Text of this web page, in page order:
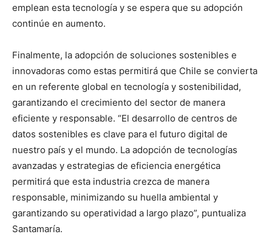
emplean esta tecnología y se espera que su adopción
continúe en aumento.
Finalmente, la adopción de soluciones sostenibles e
innovadoras como estas permitirá que Chile se convierta
en un referente global en tecnología y sostenibilidad,
garantizando el crecimiento del sector de manera
eficiente y responsable. “El desarrollo de centros de
datos sostenibles es clave para el futuro digital de
nuestro país y el mundo. La adopción de tecnologías
avanzadas y estrategias de eficiencia energética
permitirá que esta industria crezca de manera
responsable, minimizando su huella ambiental y
garantizando su operatividad a largo plazo”, puntualiza
Santamaría.